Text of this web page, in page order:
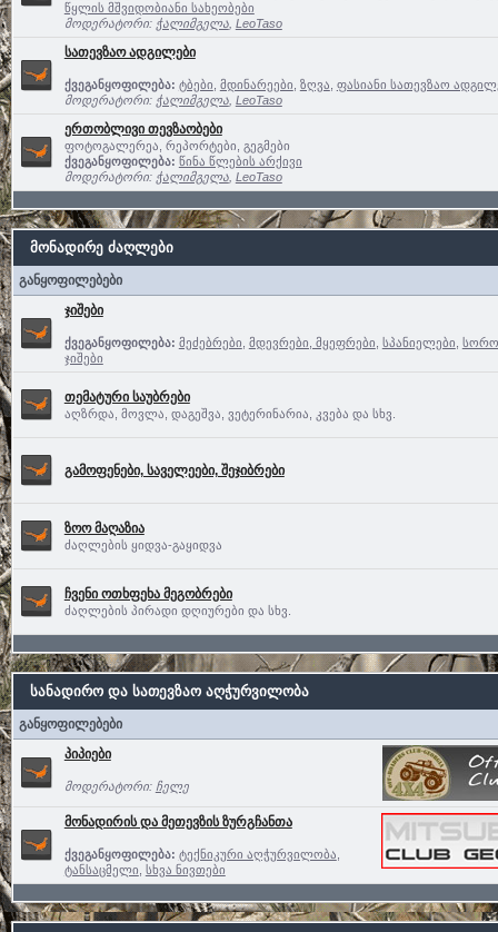
წყლის მშვიდობიანი სახეობები
მოდერატორი: ჭალიმგელა, LeoTaso
სათევზაო ადგილები
ქვეგანყოფილება: ტბები მდინარეები ზღვა ფასიანი სათევზაო
მოდერატორი: ჭალიმგელა, LeoTaso
ერთობლივი თევზაობები
ფოტოგალერეა, რეპორტები, გეგმები
ქვეგანყოფილება: წინა წლების არქივი
მოდერატორი: ჭალიმგელა, LeoTaso
მონადირე ძაღლები
განყოფილებები
ჯიშები
ქვეგანყოფილება: მეძებრები მდევრები, მყეფრები სპანიელები
ჯიშები
თემატური საუბრები
აღზრდა, მოვლა, დაგეშვა, ვეტერინარია, კვება და სხვ.
გამოფენები, საველეები, შეჯიბრები
ზოო მაღაზია
ძაღლების ყიდვა-გაყიდვა
ჩვენი ოთხფეხა მეგობრები
ძაღლების პირადი დღიურები და სხვ.
სანადირო და სათევზაო აღჭურვილობა
განყოფილებები
პიპიები
მოდერატორი: ჩელე
მონადირის და მეთევზის ზურგჩანთა
ქვეგანყოფილება: ტექნიკური აღჭურვილობა
ტანსაცმელი სხვა ნივთები